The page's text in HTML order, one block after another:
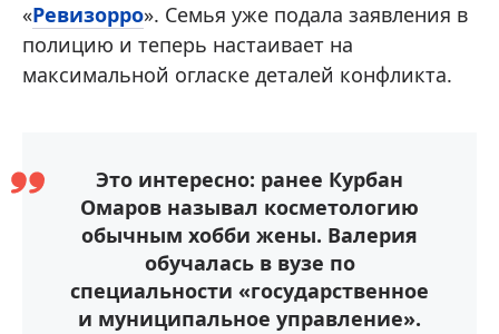
«Ревизорро». Семья уже подала заявления в
полицию и теперь настаивает на
максимальной огласке деталей конфликта.
Это интересно: ранее Курбан
Омаров называл косметологию
обычным хобби жены. Валерия
обучалась в вузе по
специальности «государственное
и муниципальное управление».